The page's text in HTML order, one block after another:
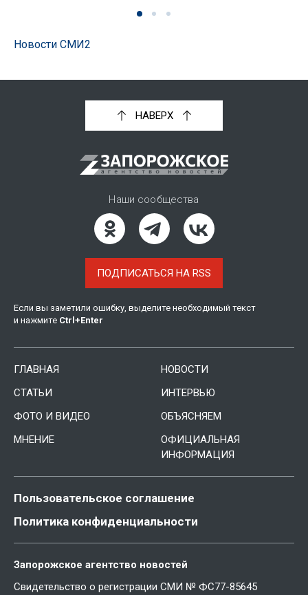
Новости СМИ2
НАВЕРХ
Наши сообщества
ПОДПИСАТЬСЯ НА RSS
Если вы заметили ошибку, выделите необходимый текст
и нажмите Ctrl +Enter
ГЛАВНАЯ
НОВОСТИ
СТАТЬИ
ИНТЕРВЬЮ
ФОТО И ВИДЕО
ОБЪЯСНЯЕМ
МНЕНИЕ
ОФИЦИАЛЬНАЯ
ИНФОРМАЦИЯ
Пользовательское соглашение
Политика конфиденциальности
Запорожское агентство новостей
Свидетельство о регистрации СМИ № ФС77-85645